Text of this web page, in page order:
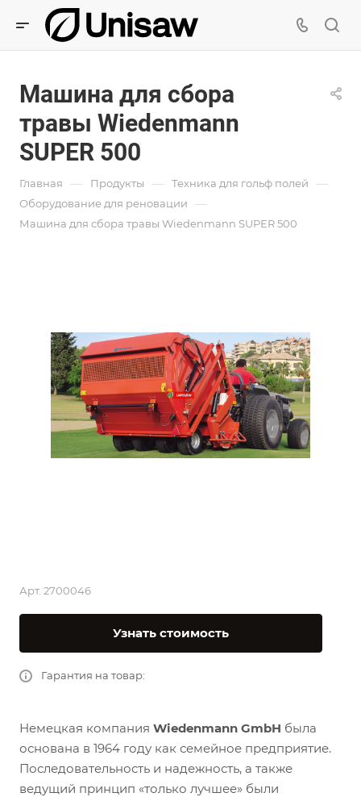
Машина для сбора
травы Wiedenmann
SUPER 500
Главная — Продукты — Техника для гольф полей —
Оборудование для реновации —
Машина для сбора травы Wiedenmann SUPER 500
Арт. 2700046
Узнать стоимость
Гарантия на товар:
Немецкая компания Wiedenmann GmbH была
основана в 1964 году как семейное предприятие.
Последовательность и надежность, а также
ведущий принцип «только лучшее» были